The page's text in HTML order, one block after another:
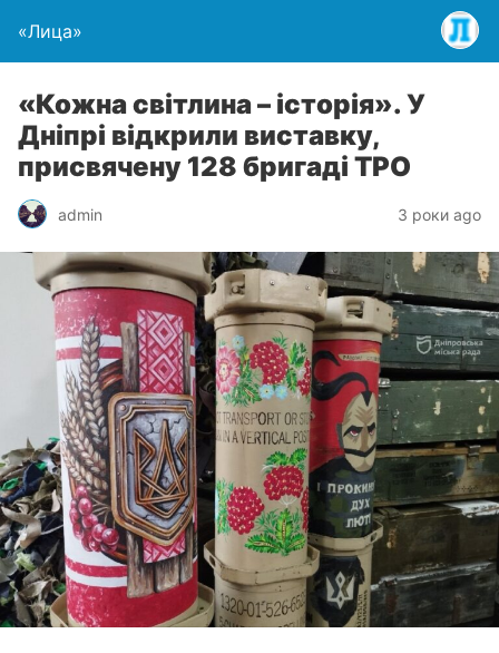
«Лица»
«Кожна світлина – історія». У
Дніпрі відкрили виставку,
присвячену 128 бригаді ТРО
admin 3 роки ago